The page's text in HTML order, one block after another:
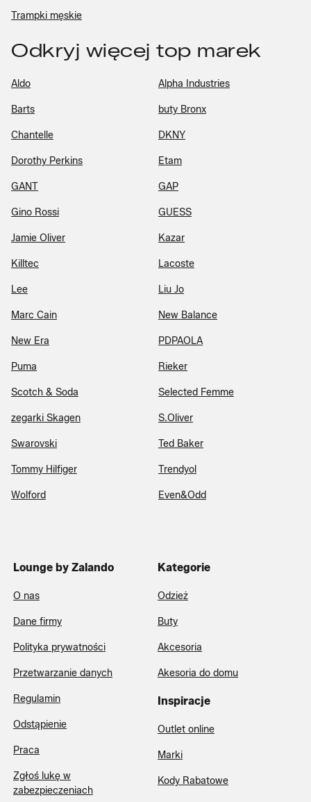
Trampki męskie
Odkryj więcej top marek
Aldo Alpha Industries
Barts buty Bronx
Chantelle DKNY
Dorothy Perkins Etam
GANT GAP
Gino Rossi GUESS
Jamie Oliver Kazar
Killtec Lacoste
Lee Liu Jo
Marc Cain New Balance
New Era PDPAOLA
Puma Rieker
Scotch & Soda Selected Femme
zegarki Skagen S.Oliver
Swarovski Ted Baker
Tommy Hilfiger Trendyol
Wolford Even&Odd
Lounge by Zalando
O nas
Dane firmy
Polityka prywatności
Przetwarzanie danych
Regulamin
Odstąpienie
Praca
Zgłoś lukę w
zabezpieczeniach
Kategorie
Odzież
Buty
Akcesoria
Akesoria do domu
Inspiracje
Outlet online
Marki
Kody Rabatowe